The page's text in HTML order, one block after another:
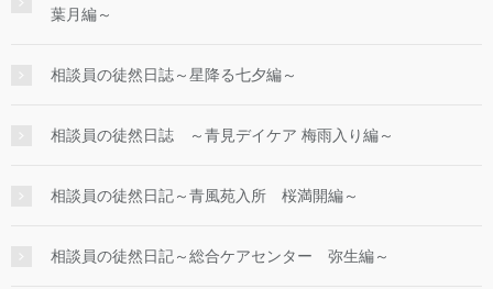
葉月編～
相談員の徒然日誌～星降る七夕編～
相談員の徒然日誌 ～青見デイケア 梅雨入り編～
相談員の徒然日記～青風苑入所 桜満開編～
相談員の徒然日記～総合ケアセンター 弥生編～